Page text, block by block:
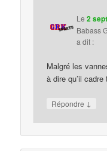
Le2
Babass
a dit :
Malgré les
à dire qu’il
Répondre ↓